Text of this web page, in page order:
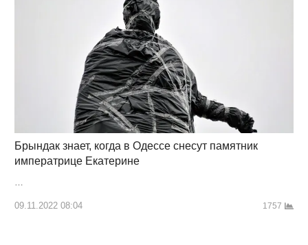
Брындак знает, когда в Одессе снесут памятник
императрице Екатерине
…
09.11.2022 08:04 1757